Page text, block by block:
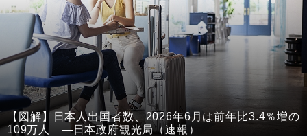
【図解】日本人出国者数、2026年6月は前年比3.4％増の
109万人 ―日本政府観光局（速報）